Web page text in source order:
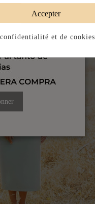
Accepter
et de cookies